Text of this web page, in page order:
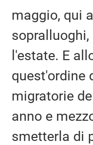
maggio, qui
l'estate. E
quest'ordine
migratorie
anno e
smetterla di